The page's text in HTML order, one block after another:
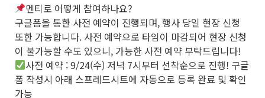
멘티로 어떻게 참여하나요?
구글폼을 통한 사전 예약이 진행되며, 행사 당일 현장 신청
또한 가능합니다. 사전 예약으로 타임이 마감되어 현장 신청
이 불가능할 수도 있으니, 가능한 사전 예약 부탁드립니다!
사전 예약 : 9/24(수) 저녁 7시부터 선착순으로 진행! 구글
폼 작성시 아래 스프레드시트에 자동으로 등록 완료 및 확인
가능